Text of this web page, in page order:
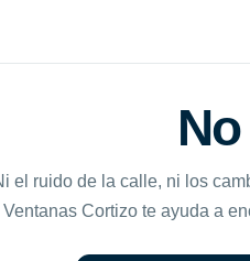
el ruido de la calle, ni los
Ventanas Cortizo te ayuda a